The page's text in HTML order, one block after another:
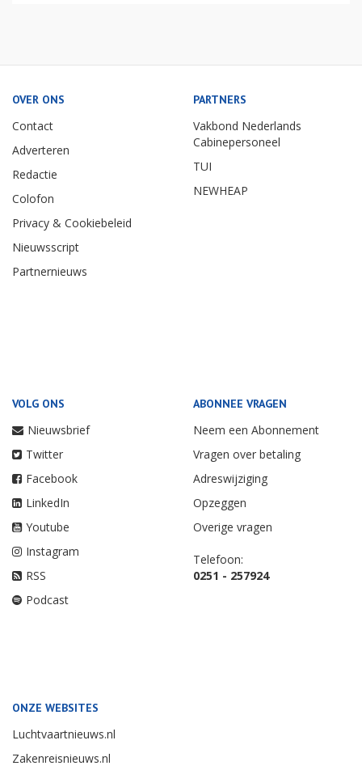
OVER ONS
Contact
Adverteren
Redactie
Colofon
Privacy & Cookiebeleid
Nieuwsscript
Partnernieuws
PARTNERS
Vakbond Nederlands
Cabinepersoneel
TUI
NEWHEAP
VOLG ONS
Nieuwsbrief
Twitter
Facebook
LinkedIn
Youtube
Instagram
RSS
Podcast
ABONNEE VRAGEN
Neem een Abonnement
Vragen over betaling
Adreswijziging
Opzeggen
Overige vragen
Telefoon:
0251 - 257924
ONZE WEBSITES
Luchtvaartnieuws.nl
Zakenreisnieuws.nl